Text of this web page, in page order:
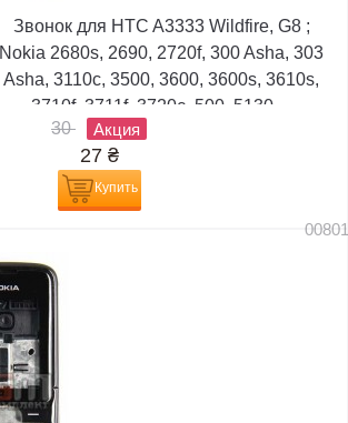
Звонок для HTC A3333 Wildfire, G8 ;
Nokia 2680s, 2690, 2720f, 300 Asha, 303
Asha, 3110c, 3500, 3600, 3600s, 3610s,
3710f, 3711f, 3720c, 500, 5130,...
30
Акция
27 ₴
Купить